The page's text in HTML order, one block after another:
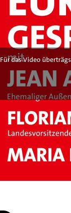
Für das Video